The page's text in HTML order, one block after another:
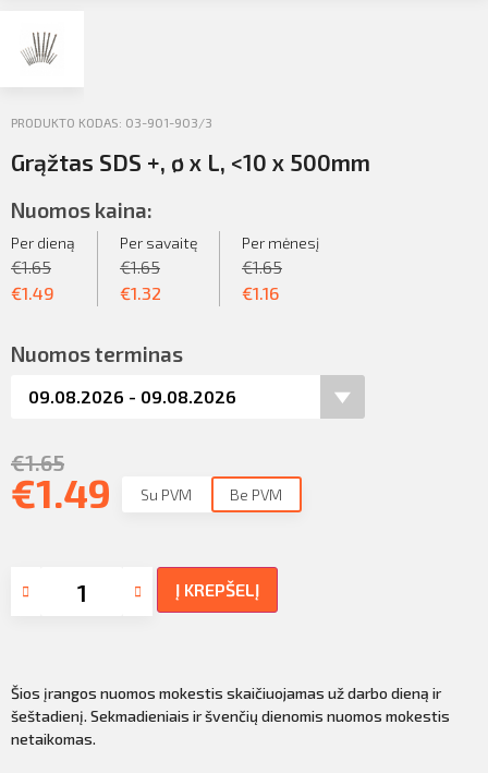
PRODUKTO KODAS: 03-901-903/3
Grąžtas SDS +, ø x L, <10 x 500mm
Nuomos kaina:
Per dieną
€1.65
€1.49
Per savaitę
€1.65
€1.32
Per mėnesį
€1.65
€1.16
Nuomos terminas
€1.65
€1.49 Su PVM Be PVM
Į KREPŠELĮ
Šios įrangos nuomos mokestis skaičiuojamas už darbo dieną ir
šeštadienį. Sekmadieniais ir švenčių dienomis nuomos mokestis
netaikomas.